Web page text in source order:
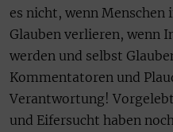
es nicht, wenn Menschen
Glauben verlieren, wenn
werden und selbst
Kommentatoren und
Verantwortung!
und Eifersucht haben